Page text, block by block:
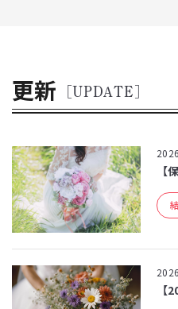
更新 [UPDATE]
【
【